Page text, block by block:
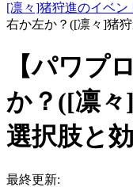
[凛々]猪狩進のイベン
右か左か？([凛々]猪
【パワプ
か？([凛々
選択肢と
最終更新: